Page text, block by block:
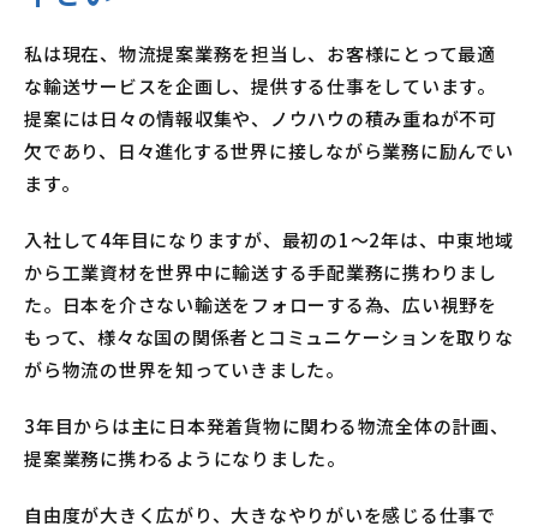
私は現在、物流提案業務を担当し、お客様にとって最適
な輸送サービスを企画し、提供する仕事をしています。
提案には日々の情報収集や、ノウハウの積み重ねが不可
欠であり、日々進化する世界に接しながら業務に励んでい
ます。
入社して4年目になりますが、最初の1〜2年は、中東地域
から工業資材を世界中に輸送する手配業務に携わりまし
た。日本を介さない輸送をフォローする為、広い視野を
もって、様々な国の関係者とコミュニケーションを取りな
がら物流の世界を知っていきました。
3年目からは主に日本発着貨物に関わる物流全体の計画、
提案業務に携わるようになりました。
自由度が大きく広がり、大きなやりがいを感じる仕事で